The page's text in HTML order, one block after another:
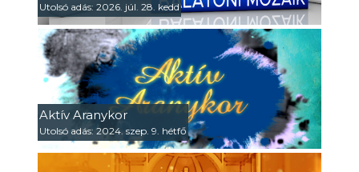
Utolsó adás: 2026. júl. 28. kedd
Aktív Aranykor
Utolsó adás: 2024. szep. 9. hétfő